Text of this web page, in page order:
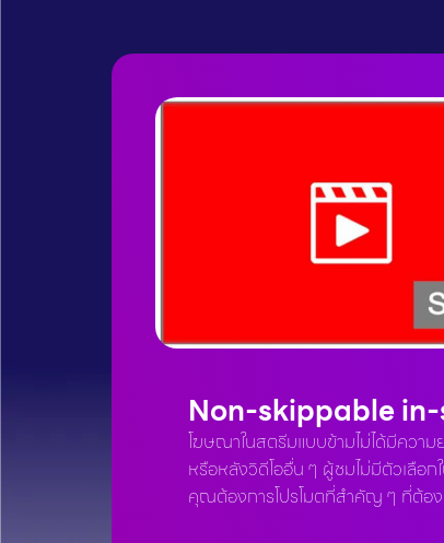
Non-skippable
โฆษณาในสตรีมแบบข้ามไม่ได้มีความ
หรือหลังวิดีโออื่น ๆ ผู้ชมไม่มีตัวเลือ
คุณต้องการโปรโมตที่สำคัญ ๆ ที่ต้อ